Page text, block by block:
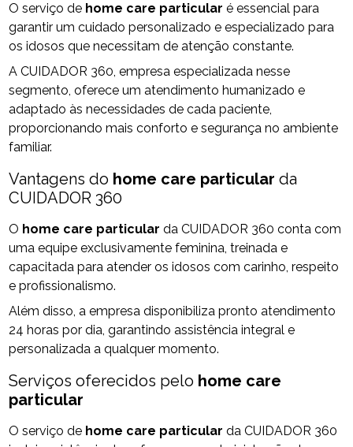
O serviço de home care particular é essencial para
garantir um cuidado personalizado e especializado para
os idosos que necessitam de atenção constante.
A CUIDADOR 360, empresa especializada nesse
segmento, oferece um atendimento humanizado e
adaptado às necessidades de cada paciente,
proporcionando mais conforto e segurança no ambiente
familiar.
Vantagens do home care particular da
CUIDADOR 360
O home care particular da CUIDADOR 360 conta com
uma equipe exclusivamente feminina, treinada e
capacitada para atender os idosos com carinho, respeito
e profissionalismo.
Além disso, a empresa disponibiliza pronto atendimento
24 horas por dia, garantindo assistência integral e
personalizada a qualquer momento.
Serviços oferecidos pelo home care
particular
O serviço de home care particular da CUIDADOR 360